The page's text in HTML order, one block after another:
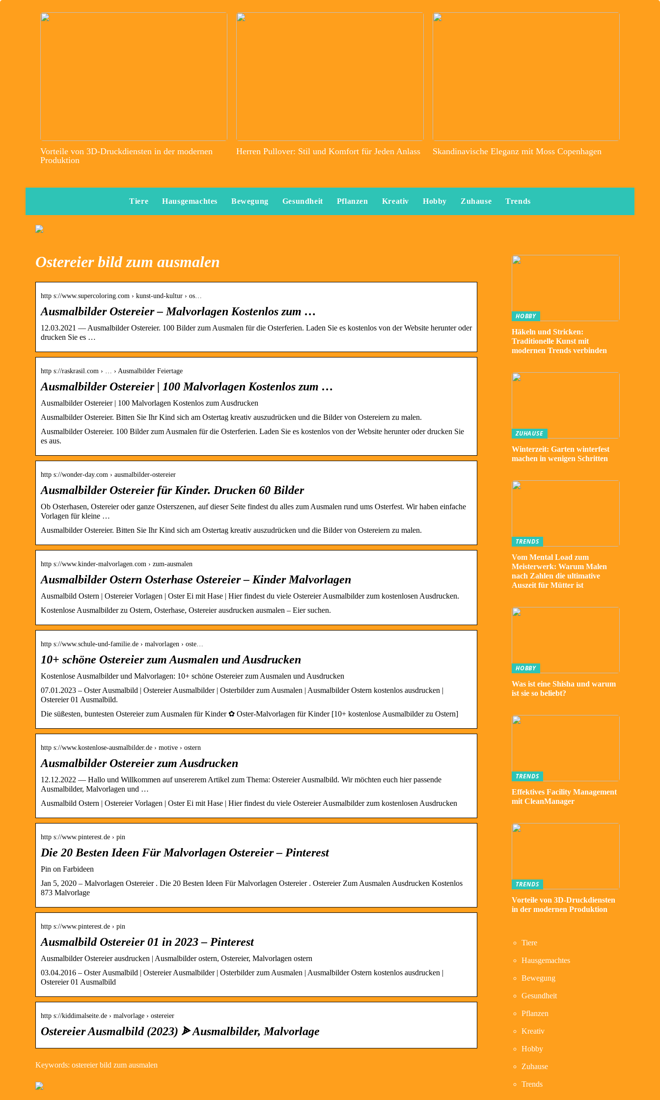
Vorteile von 3D-Druckdiensten in der modernen
Produktion
Herren Pullover: Stil und Komfort für Jeden Anlass Skandinavische Eleganz mit Moss Copenhagen
Tiere Hausgemachtes Bewegung Gesundheit Pflanzen Kreativ Hobby Zuhause Trends
Ostereier bild zum ausmalen
http s://www.supercoloring.com › kunst-und-kultur › os…
Ausmalbilder Ostereier – Malvorlagen Kostenlos zum …
12.03.2021 — Ausmalbilder Ostereier. 100 Bilder zum Ausmalen für die Osterferien. Laden Sie es kostenlos von der Website herunter oder
drucken Sie es …
http s://raskrasil.com › … › Ausmalbilder Feiertage
Ausmalbilder Ostereier | 100 Malvorlagen Kostenlos zum …
Ausmalbilder Ostereier | 100 Malvorlagen Kostenlos zum Ausdrucken
Ausmalbilder Ostereier. Bitten Sie Ihr Kind sich am Ostertag kreativ auszudrücken und die Bilder von Ostereiern zu malen.
Ausmalbilder Ostereier. 100 Bilder zum Ausmalen für die Osterferien. Laden Sie es kostenlos von der Website herunter oder drucken Sie
es aus.
http s://wonder-day.com › ausmalbilder-ostereier
Ausmalbilder Ostereier für Kinder. Drucken 60 Bilder
Ob Osterhasen, Ostereier oder ganze Osterszenen, auf dieser Seite findest du alles zum Ausmalen rund ums Osterfest. Wir haben einfache
Vorlagen für kleine …
Ausmalbilder Ostereier. Bitten Sie Ihr Kind sich am Ostertag kreativ auszudrücken und die Bilder von Ostereiern zu malen.
http s://www.kinder-malvorlagen.com › zum-ausmalen
Ausmalbilder Ostern Osterhase Ostereier – Kinder Malvorlagen
Ausmalbild Ostern | Ostereier Vorlagen | Oster Ei mit Hase | Hier findest du viele Ostereier Ausmalbilder zum kostenlosen Ausdrucken.
Kostenlose Ausmalbilder zu Ostern, Osterhase, Ostereier ausdrucken ausmalen – Eier suchen.
http s://www.schule-und-familie.de › malvorlagen › oste…
10+ schöne Ostereier zum Ausmalen und Ausdrucken
Kostenlose Ausmalbilder und Malvorlagen: 10+ schöne Ostereier zum Ausmalen und Ausdrucken
07.01.2023 – Oster Ausmalbild | Ostereier Ausmalbilder | Osterbilder zum Ausmalen | Ausmalbilder Ostern kostenlos ausdrucken |
Ostereier 01 Ausmalbild.
Die süßesten, buntesten Ostereier zum Ausmalen für Kinder ✿ Oster-Malvorlagen für Kinder [10+ kostenlose Ausmalbilder zu Ostern]
http s://www.kostenlose-ausmalbilder.de › motive › ostern
Ausmalbilder Ostereier zum Ausdrucken
12.12.2022 — Hallo und Willkommen auf unsererem Artikel zum Thema: Ostereier Ausmalbild. Wir möchten euch hier passende
Ausmalbilder, Malvorlagen und …
Ausmalbild Ostern | Ostereier Vorlagen | Oster Ei mit Hase | Hier findest du viele Ostereier Ausmalbilder zum kostenlosen Ausdrucken
http s://www.pinterest.de › pin
Die 20 Besten Ideen Für Malvorlagen Ostereier – Pinterest
Pin on Farbideen
Jan 5, 2020 – Malvorlagen Ostereier . Die 20 Besten Ideen Für Malvorlagen Ostereier . Ostereier Zum Ausmalen Ausdrucken Kostenlos
873 Malvorlage
http s://www.pinterest.de › pin
Ausmalbild Ostereier 01 in 2023 – Pinterest
Ausmalbilder Ostereier ausdrucken | Ausmalbilder ostern, Ostereier, Malvorlagen ostern
03.04.2016 – Oster Ausmalbild | Ostereier Ausmalbilder | Osterbilder zum Ausmalen | Ausmalbilder Ostern kostenlos ausdrucken |
Ostereier 01 Ausmalbild
http s://kiddimalseite.de › malvorlage › ostereier
Ostereier Ausmalbild (2023) ᗎ Ausmalbilder, Malvorlage
Keywords: ostereier bild zum ausmalen
HOBBY
Häkeln und Stricken:
Traditionelle Kunst mit
modernen Trends verbinden
ZUHAUSE
Winterzeit: Garten winterfest
machen in wenigen Schritten
TRENDS
Vom Mental Load zum
Meisterwerk: Warum Malen
nach Zahlen die ultimative
Auszeit für Mütter ist
HOBBY
Was ist eine Shisha und warum
ist sie so beliebt?
TRENDS
Effektives Facility Management
mit CleanManager
TRENDS
Vorteile von 3D-Druckdiensten
in der modernen Produktion
Tiere
Hausgemachtes
Bewegung
Gesundheit
Pflanzen
Kreativ
Hobby
Zuhause
Trends